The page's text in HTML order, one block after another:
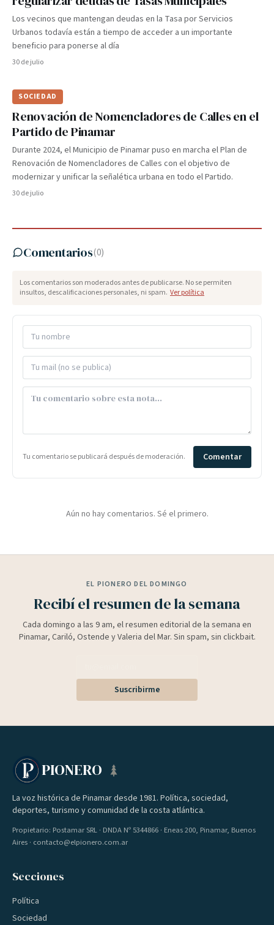
Los vecinos que mantengan deudas en la Tasa por Servicios
Urbanos todavía están a tiempo de acceder a un importante
beneficio para ponerse al día
30 de julio
SOCIEDAD
Renovación de Nomencladores de Calles en el
Partido de Pinamar
Durante 2024, el Municipio de Pinamar puso en marcha el Plan de
Renovación de Nomencladores de Calles con el objetivo de
modernizar y unificar la señalética urbana en todo el Partido.
30 de julio
Comentarios(0)
Los comentarios son moderados antes de publicarse. No se permiten
insultos, descalificaciones personales, ni spam. Ver política
Tu comentario se publicará después de moderación. Comentar
Aún no hay comentarios. Sé el primero.
EL PIONERO DEL DOMINGO
Recibí el resumen de la semana
Cada domingo a las 9 am, el resumen editorial de la semana en
Pinamar, Cariló, Ostende y Valeria del Mar. Sin spam, sin clickbait.
Suscribirme
PIONERO
La voz histórica de Pinamar desde 1981. Política, sociedad,
deportes, turismo y comunidad de la costa atlántica.
Propietario: Postamar SRL · DNDA Nº 5344866 · Eneas 200, Pinamar, Buenos
Aires · contacto@elpionero.com.ar
Secciones
Política
Sociedad